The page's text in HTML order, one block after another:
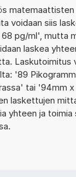
matemaattisten
voidaan siis
pg/ml', mutta
laskea
Laskutoimitus
'89
tai '94mm
laskettujen
yhteen ja toimia